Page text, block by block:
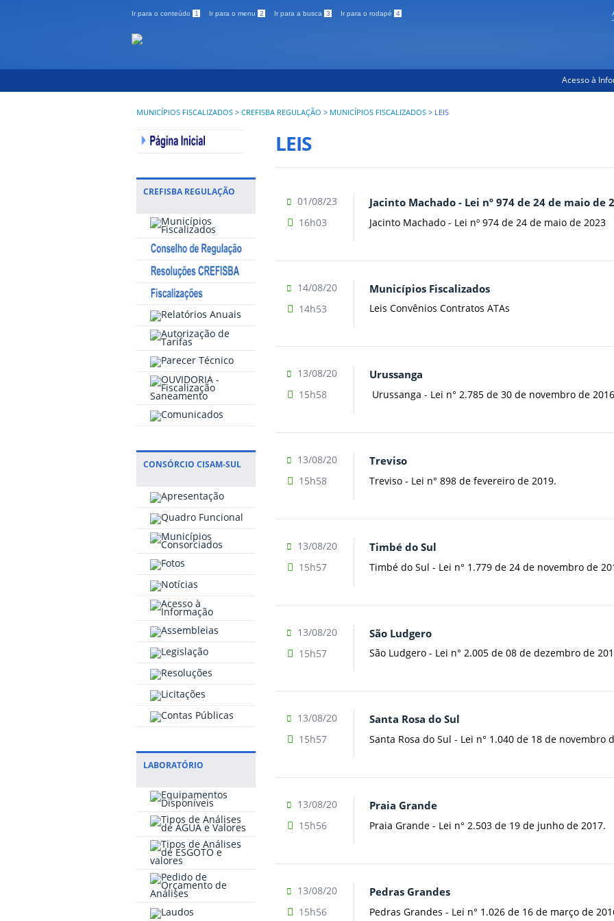
Ir para o conteúdo 1 Ir para o menu 2 Ir para a busca 3 Ir para o rodapé 4
Acesso à
MUNICÍPIOS FISCALIZADOS > CREFISBA REGULAÇÃO > MUNICÍPIOS FISCALIZADOS > LEIS
CREFISBA REGULAÇÃO
CONSÓRCIO CISAM-SUL
LABORATÓRIO
LEIS
Jacinto Machado - Lei nº 974 de 24 de maio de
Jacinto Machado - Lei nº 974 de 24 de maio de 2023
01/08/23
16h03
Municípios Fiscalizados
Leis Convênios Contratos ATAs
14/08/20
14h53
Urussanga
Urussanga - Lei n° 2.785 de 30 de novembro de
13/08/20
15h58
Treviso
Treviso - Lei n° 898 de fevereiro de 2019.
13/08/20
15h58
Timbé do Sul
Timbé do Sul - Lei n° 1.779 de 24 de novembro de
13/08/20
15h57
São Ludgero
São Ludgero - Lei n° 2.005 de 08 de dezembro de
13/08/20
15h57
Santa Rosa do Sul
Santa Rosa do Sul - Lei n° 1.040 de 18 de novembro
13/08/20
15h57
Praia Grande
Praia Grande - Lei n° 2.503 de 19 de junho de 2017.
13/08/20
15h56
Pedras Grandes
Pedras Grandes - Lei n° 1.026 de 16 de março de
13/08/20
15h56